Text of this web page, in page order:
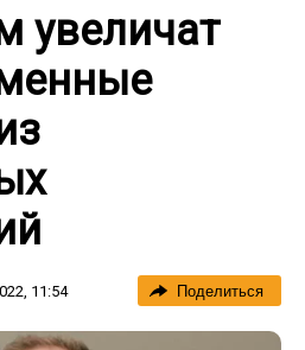
увеличат
11:54 Поделиться